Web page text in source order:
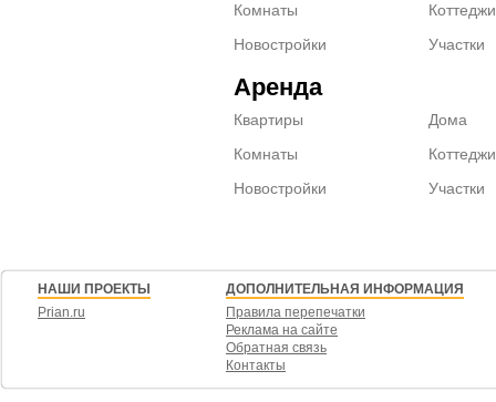
Комнаты
Новостройки
Коттеджи
Участки
Аренда
Квартиры
Комнаты
Новостройки
Дома
Коттеджи
Участки
НАШИ ПРОЕКТЫ
Prian.ru
ДОПОЛНИТЕЛЬНАЯ ИНФОРМАЦИЯ
Правила перепечатки
Реклама на сайте
Обратная связь
Контакты